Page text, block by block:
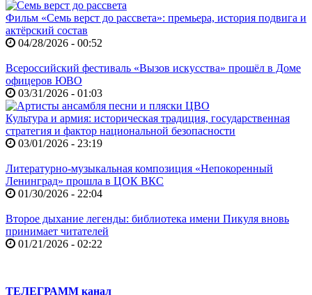
Фильм «Семь верст до рассвета»: премьера, история подвига и
актёрский состав
04/28/2026 - 00:52
Всероссийский фестиваль «Вызов искусства» прошёл в Доме
офицеров ЮВО
03/31/2026 - 01:03
Культура и армия: историческая традиция, государственная
стратегия и фактор национальной безопасности
03/01/2026 - 23:19
Литературно-музыкальная композиция «Непокоренный
Ленинград» прошла в ЦОК ВКС
01/30/2026 - 22:04
Второе дыхание легенды: библиотека имени Пикуля вновь
принимает читателей
01/21/2026 - 02:22
ТЕЛЕГРАММ канал